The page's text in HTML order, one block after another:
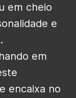
em cheio
e
em
encaixa no